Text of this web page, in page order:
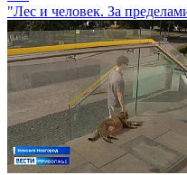
"Лес и человек. За